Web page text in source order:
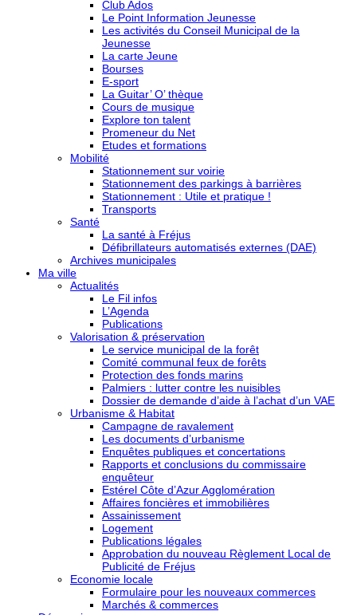
Club Ados
Le Point Information Jeunesse
Les activités du Conseil Municipal de la
Jeunesse
La carte Jeune
Bourses
E-sport
La Guitar’ O’ thèque
Cours de musique
Explore ton talent
Promeneur du Net
Etudes et formations
Mobilité
Stationnement sur voirie
Stationnement des parkings à barrières
Stationnement : Utile et pratique !
Transports
Santé
La santé à Fréjus
Défibrillateurs automatisés externes (DAE)
Archives municipales
Ma ville
Actualités
Le Fil infos
L’Agenda
Publications
Valorisation & préservation
Le service municipal de la forêt
Comité communal feux de forêts
Protection des fonds marins
Palmiers : lutter contre les nuisibles
Dossier de demande d’aide à l’achat d’un VAE
Urbanisme & Habitat
Campagne de ravalement
Les documents d’urbanisme
Enquêtes publiques et concertations
Rapports et conclusions du commissaire
enquêteur
Estérel Côte d’Azur Agglomération
Affaires foncières et immobilières
Assainissement
Logement
Publications légales
Approbation du nouveau Règlement Local de
Publicité de Fréjus
Economie locale
Formulaire pour les nouveaux commerces
Marchés & commerces